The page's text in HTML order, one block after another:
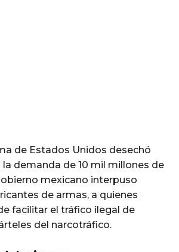
de Estados Unidos desechó
demanda de 10 mil millones de
mexicano interpuso
de armas, a quienes
facilitar el tráfico ilegal de
del narcotráfico.